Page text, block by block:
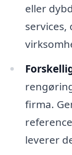
eller
services,
firma.
leverer